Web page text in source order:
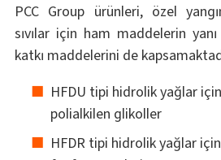
PCC Group ürünleri, özel
sıvılar için ham maddelerin
katkı maddelerini de
HFDU tipi hidrolik yağlar
polialkilen glikoller
HFDR tipi hidrolik yağlar